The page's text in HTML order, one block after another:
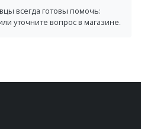
всегда готовы помочь:
уточните вопрос в магазине.